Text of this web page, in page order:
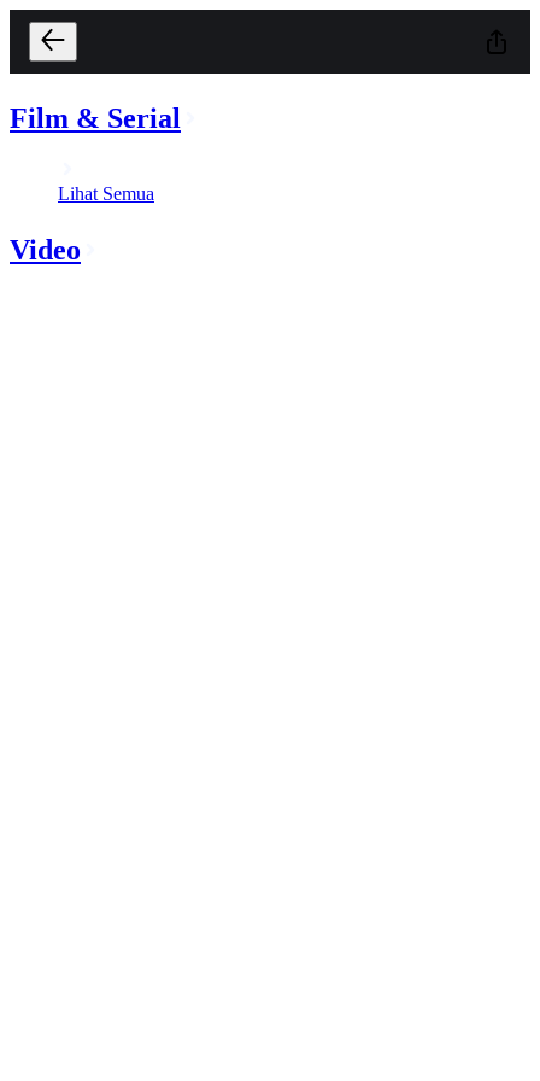
Film & Serial
Lihat Semua
Video